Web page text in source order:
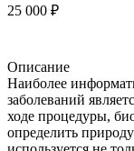
25 000 ₽
Описание
Наиболее
заболеваний
ходе процедуры,
определить